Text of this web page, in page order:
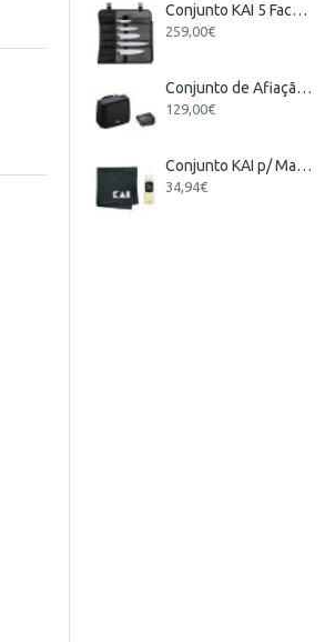
Conjunto KAI 5 Facas Wasabi Black Europeu + Estojo
259,00€
Conjunto de Afiação Elétrico KAI
129,00€
Conjunto KAI p/ Manutenção de Facas
34,94€